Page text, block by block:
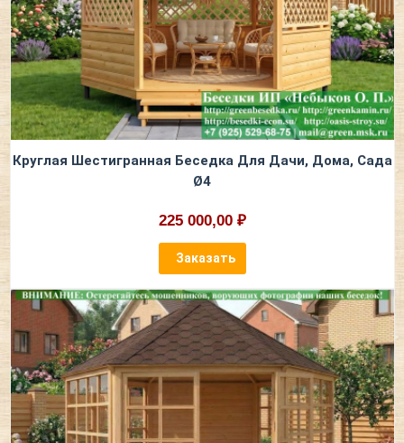
Круглая Шестигранная Беседка Для Дачи, Дома, Сада
Ø4
225 000,00 ₽
Заказать